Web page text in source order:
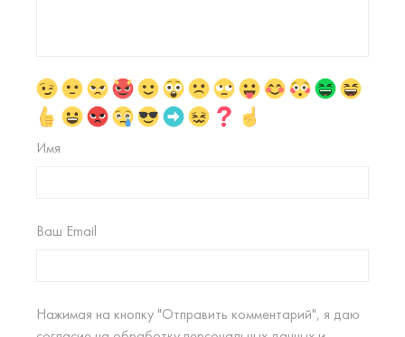
Имя
Ваш Email
Нажимая на кнопку "Отправить комментарий", я даю